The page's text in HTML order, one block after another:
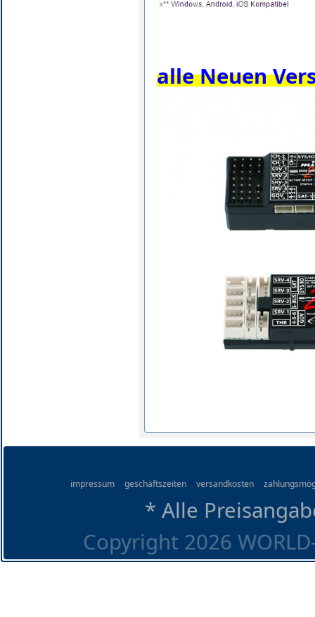
alle Neuen
impressum geschäftszeiten versandkosten
* Alle
Copyright 2026